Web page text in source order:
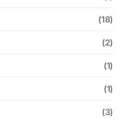
(18)
(2)
(1)
(1)
(3)